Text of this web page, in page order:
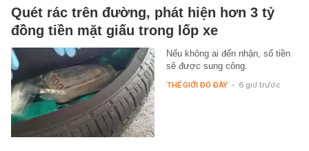
Quét rác trên đường, phát hiện hơn 3 tỷ
đồng tiền mặt giấu trong lốp xe
Nếu không ai đến nhận, số tiền
sẽ được sung công.
THẾ GIỚI ĐÓ ĐÂY - 6 giờ trước